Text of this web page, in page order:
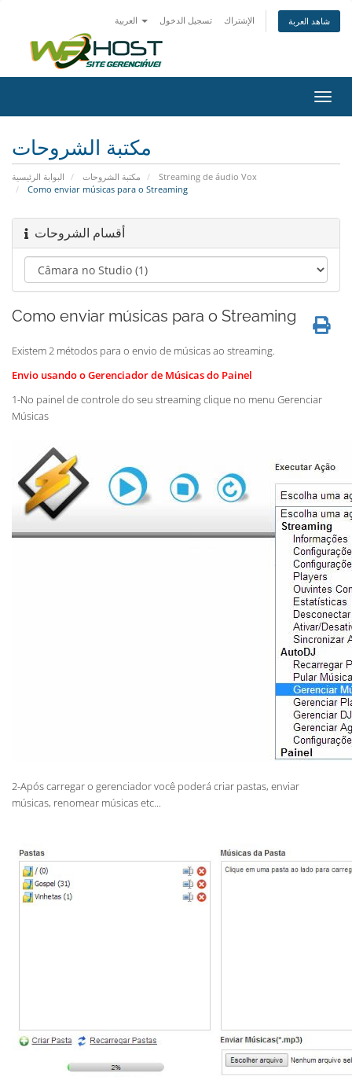
تسجيل الدخول الإشتراك شاهد العربة
تبديل
التنقل
مكتبة الشروحات
البوابة الرئيسية مكتبة الشروحات
Streaming de áudio Vox
Como enviar músicas para o Streaming
أقسام الشروحات
Como enviar músicas para o Streaming
Existem 2 métodos para o envio de músicas ao streaming.
Envio usando o Gerenciador de Músicas do Painel
1-No painel de controle do seu streaming clique no menu Gerenciar
Músicas
2-Após carregar o gerenciador você poderá criar pastas, enviar
músicas, renomear músicas etc...